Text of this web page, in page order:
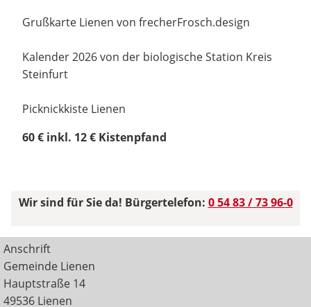
Grußkarte Lienen von frecherFrosch.design
Kalender 2026 von der biologische Station Kreis
Steinfurt
Picknickkiste Lienen
60 € inkl. 12 € Kistenpfand
Wir sind für Sie da! Bürgertelefon: 0 54 83 / 73 96-0
Anschrift
Gemeinde Lienen
Hauptstraße 14
49536 Lienen